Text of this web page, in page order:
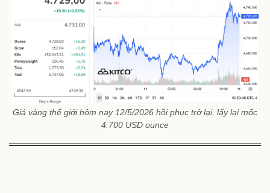
Giá vàng thế giới hôm nay 12/5/2026 hồi phục trở lại, lấy lại mốc
4.700 USD ounce